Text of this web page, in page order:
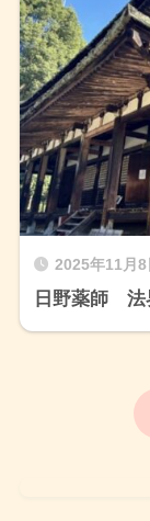
2025年11月8
日野薬師 法